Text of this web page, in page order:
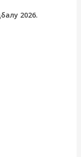
2026.